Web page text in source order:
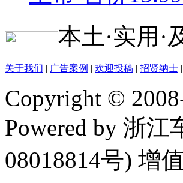
本土·实用·
关于我们 | 广告案例 | 欢迎投稿 | 招贤纳士 |
Copyright ©
Powered by 浙江
08018814号) 增